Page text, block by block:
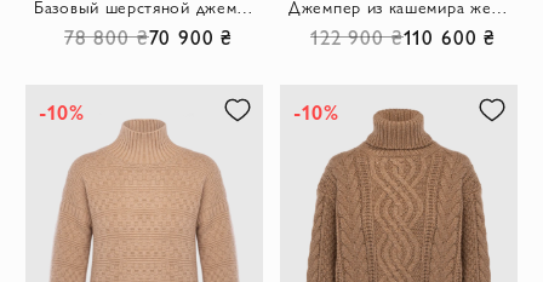
78 800 ₴70 900 ₴ 122 900 ₴110 600 ₴
-10% -10%